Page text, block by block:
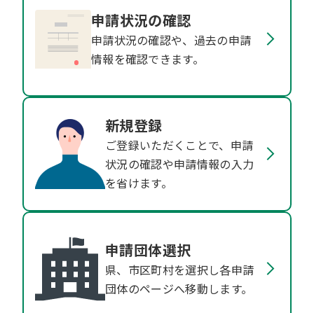
申請状況の確認
申請状況の確認や、過去の申請
情報を確認できます。
新規登録
ご登録いただくことで、申請
状況の確認や申請情報の入力
を省けます。
申請団体選択
県、市区町村を選択し各申請
団体のページへ移動します。